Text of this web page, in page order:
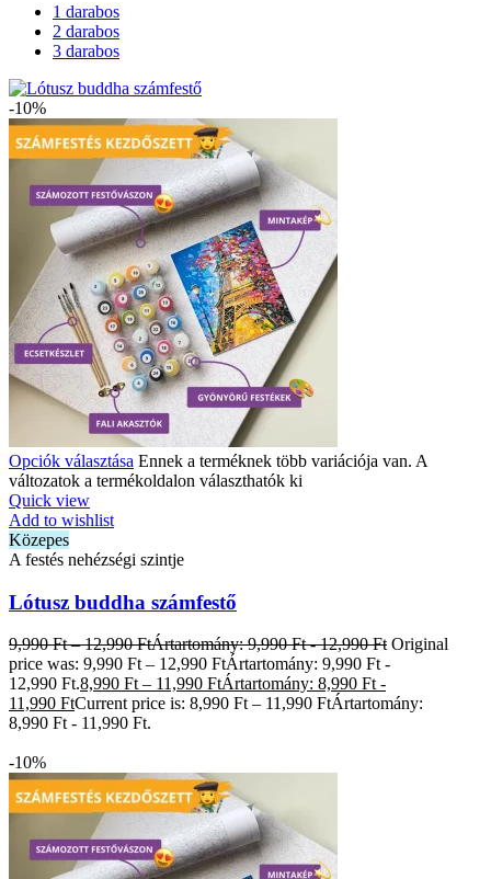
1 darabos
2 darabos
3 darabos
-10%
Opciók választása Ennek a terméknek több variációja van. A
változatok a termékoldalon választhatók ki
Quick view
Add to wishlist
Közepes
A festés nehézségi szintje
Lótusz buddha számfestő
9,990Ft – 12,990FtÁrtartomány: 9,990 Ft - 12,990 Ft Original
price was: 9,990 Ft – 12,990 FtÁrtartomány: 9,990 Ft -
12,990 Ft.8,990 Ft – 11,990 FtÁrtartomány: 8,990 Ft -
11,990 FtCurrent price is: 8,990 Ft – 11,990 FtÁrtartomány:
8,990 Ft - 11,990 Ft.
-10%